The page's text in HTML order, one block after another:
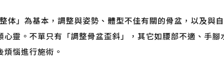
体」為基本，調整與姿勢、體型不佳有關的骨盆，以及與自
靈。不單只有「調整骨盆歪斜」，其它如腰部不適、手腳
惱進行施術。